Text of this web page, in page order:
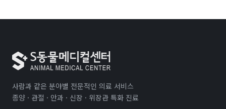
사람과 같은 분야별 전문적인 의료 서비스
종양 · 관절 · 안과 · 신장 · 위장관 특화 진료